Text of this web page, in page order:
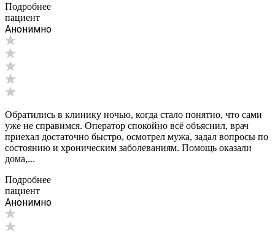
Подробнее
пациент
Анонимно
Обратились в клинику ночью, когда стало понятно, что сами
уже не справимся. Оператор спокойно всё объяснил, врач
приехал достаточно быстро, осмотрел мужа, задал вопросы по
состоянию и хроническим заболеваниям. Помощь оказали
дома,...
Подробнее
пациент
Анонимно